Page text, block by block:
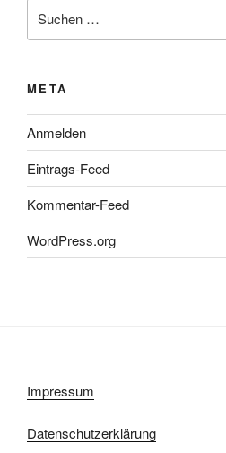
nach:
META
Anmelden
Eintrags-Feed
Kommentar-Feed
WordPress.org
Impressum
Datenschutzerklärung